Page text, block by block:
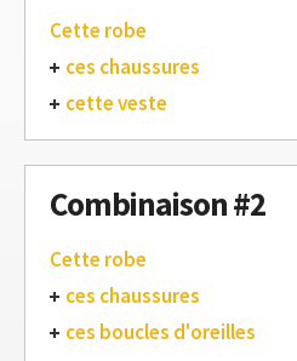
Cette robe
ces chaussures
cette veste
Combinaison #2
Cette robe
ces chaussures
ces boucles d'oreilles